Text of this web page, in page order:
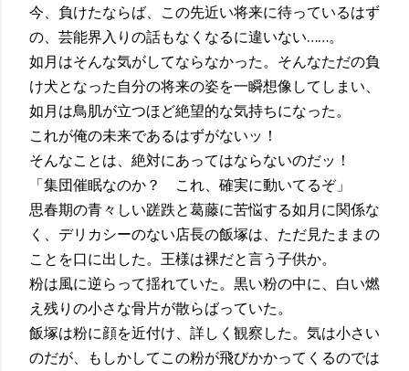
今、負けたならば、この先近い将来に待っているはず
の、芸能界入りの話もなくなるに違いない……。
如月はそんな気がしてならなかった。そんなただの負
け犬となった自分の将来の姿を一瞬想像してしまい、
如月は鳥肌が立つほど絶望的な気持ちになった。
これが俺の未来であるはずがないッ！
そんなことは、絶対にあってはならないのだッ！
「集団催眠なのか？ これ、確実に動いてるぞ」
思春期の青々しい蹉跌と葛藤に苦悩する如月に関係な
く、デリカシーのない店長の飯塚は、ただ見たままの
ことを口に出した。王様は裸だと言う子供か。
粉は風に逆らって揺れていた。黒い粉の中に、白い燃
え残りの小さな骨片が散らばっていた。
飯塚は粉に顔を近付け、詳しく観察した。気は小さい
のだが、もしかしてこの粉が飛びかかってくるのでは